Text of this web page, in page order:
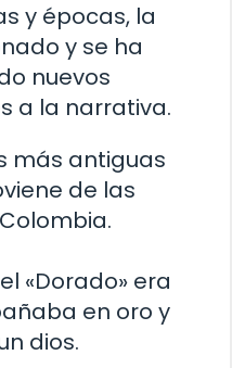
y épocas, la
y se ha
nuevos
a la narrativa.
más antiguas
de las
«Dorado» era
en oro y
dios.